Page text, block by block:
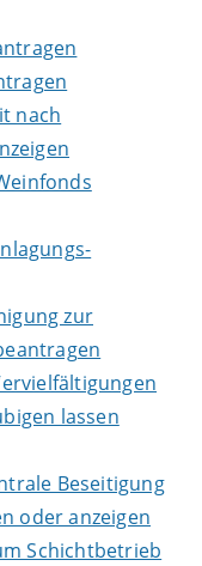
nach
zur
lassen
Beseitigung
oder anzeigen
Schichtbetrieb